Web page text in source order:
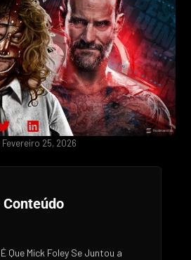
Fevereiro 25, 2026
Conteúdo
Que Mick Foley Se Juntou a